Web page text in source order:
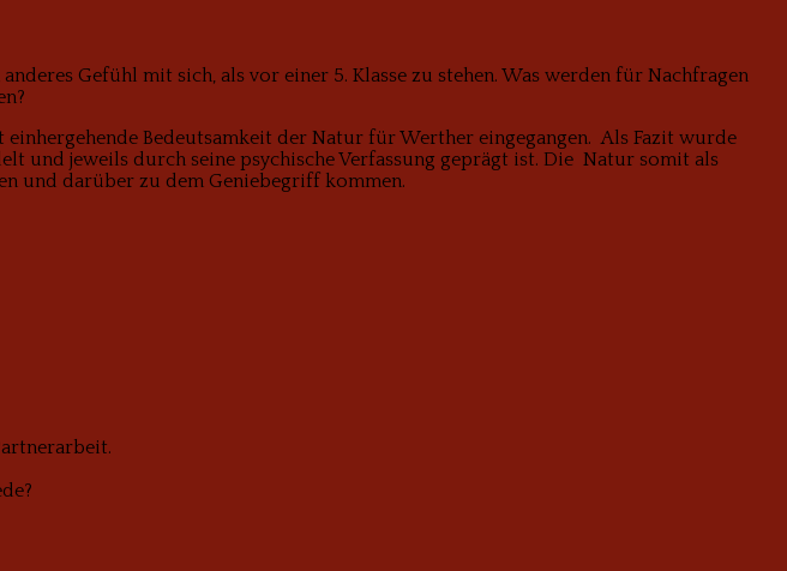
Gefühl mit sich, als vor einer 5. Klasse zu stehen. Was werden für Nachfragen
Bedeutsamkeit der Natur für Werther eingegangen. Als Fazit wurde
und jeweils durch seine psychische Verfassung geprägt ist. Die Natur somit als
und darüber zu dem Geniebegriff kommen.